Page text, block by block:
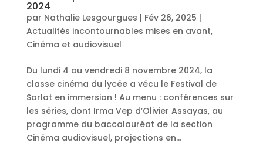
2024
par Nathalie Lesgourgues | Fév 26, 2025 |
Actualités incontournables mises en avant,
Cinéma et audiovisuel
Du lundi 4 au vendredi 8 novembre 2024, la
classe cinéma du lycée a vécu le Festival de
Sarlat en immersion ! Au menu : conférences sur
les séries, dont Irma Vep d’Olivier Assayas, au
programme du baccalauréat de la section
Cinéma audiovisuel, projections en...